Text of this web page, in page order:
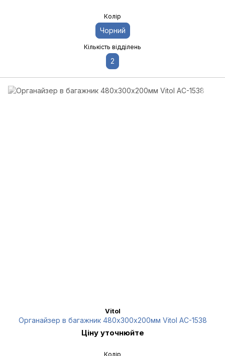
Колір
Чорний
Кількість відділень
2
Vitol
Органайзер в багажник 480х300х200мм Vitol AC-1538
Ціну уточнюйте
Колір